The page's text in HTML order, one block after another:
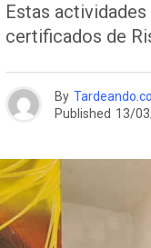
Estas
certificados de
By
Published 13/